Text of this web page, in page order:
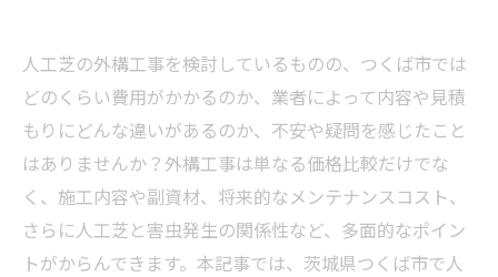
人工芝の外構工事を検討しているものの、つくば市では
どのくらい費用がかかるのか、業者によって内容や見積
もりにどんな違いがあるのか、不安や疑問を感じたこと
はありませんか？外構工事は単なる価格比較だけでな
く、施工内容や副資材、将来的なメンテナンスコスト、
さらに人工芝と害虫発生の関係性など、多面的なポイン
トがからんできます。本記事では、茨城県つくば市で人